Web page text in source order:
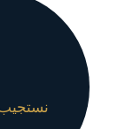
نستجيب